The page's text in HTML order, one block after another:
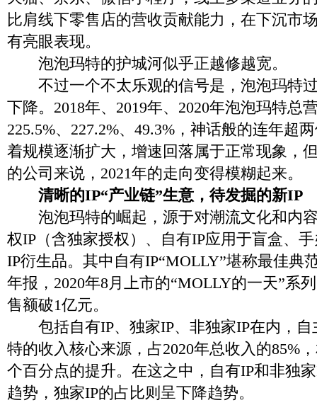
比肩线下零售店的营收贡献能力，在下沉市
有亮眼表现。
泡泡玛特的护城河似乎正越修越宽。
不过一个不太乐观的信号是，泡泡玛特
下降。2018年、2019年、2020年泡泡玛特总
225.5%、227.2%、49.3%，神话般的连年超
着规模逐渐扩大，增速回落属于正常现象，
的公司来说，2021年的走向变得模糊起来。
清晰的IP“产业链”生意，待发掘的新IP
泡泡玛特的崛起，源于对潮流文化和内
权IP（含独家授权）、自有IP应用于盲盒、
IP衍生品。其中自有IP“MOLLY”堪称最佳典
年报，2020年8月上市的“MOLLY的一天”系
售额破1亿元。
包括自有IP、独家IP、非独家IP在内，自
特的收入核心来源，占2020年总收入的85%
个百分点的提升。在这之中，自有IP和非独
趋势，独家IP的占比则呈下降趋势。